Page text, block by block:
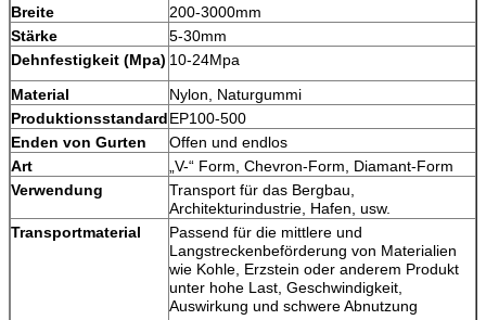
Breite
200-3000mm
Stärke
5-30mm
Dehnfestigkeit (Mpa) 10-24Mpa
Material
Nylon, Naturgummi
ProduktionsstandardEP100-500
Enden von Gurten
Offen und endlos
Art
„V-“ Form, Chevron-Form, Diamant-Form
Verwendung
Transport für das Bergbau,
Architekturindustrie, Hafen, usw.
Transportmaterial
Passend für die mittlere und
Langstreckenbeförderung von Materialien
wie Kohle, Erzstein oder anderem Produkt
unter hohe Last, Geschwindigkeit,
Auswirkung und schwere Abnutzung